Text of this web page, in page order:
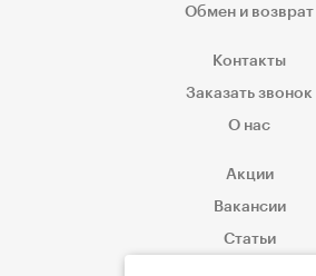
Обмен и возврат
Контакты
Заказать звонок
О нас
Акции
Вакансии
Статьи